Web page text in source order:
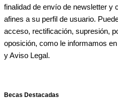
finalidad de envío de newsletter y
afines a su perfil de usuario.
acceso, rectificación, supresión,
oposición, como le informamos
y Aviso Legal.
Becas Destacadas